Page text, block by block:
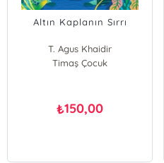
Altın Kaplanın Sırrı
T. Agus Khaidir
Timaş Çocuk
₺150,00